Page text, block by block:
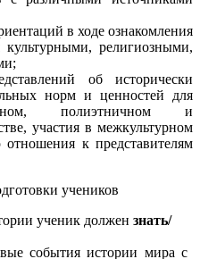
в ходе ознакомления
религиозными,
об исторически
норм и ценностей для
полиэтничном и
участия в межкультурном
отношения к представителям
учеников
ученик должен знать/
события истории мира с